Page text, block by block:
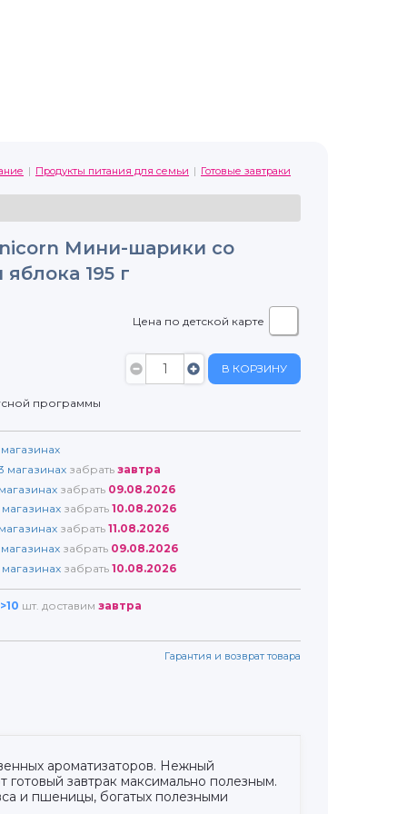
Продукты питания для семьи Готовые завтраки
Мини-шарики со
195 г
Цена по детской карте
В КОРЗИНУ
программы
магазинах
магазинах забрать завтра
магазинах забрать 09.08.2026
магазинах забрать 10.08.2026
магазинах забрать 11.08.2026
магазинах забрать 09.08.2026
магазинах забрать 10.08.2026
>10 шт. доставим завтра
Гарантия и возврат товара
ароматизаторов. Нежный
готовый завтрак максимально полезным.
и пшеницы, богатых полезными